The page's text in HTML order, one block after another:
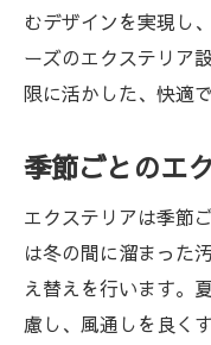
むデザインを実現し
ーズのエクステリア
限に活かした、快適
季節ごとのエ
エクステリアは季節
は冬の間に溜まった
え替えを行います。
慮し、風通しを良く